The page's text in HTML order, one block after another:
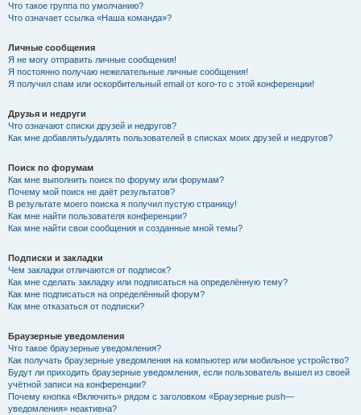
Что такое группа по умолчанию?
Что означает ссылка «Наша команда»?
Личные сообщения
Я не могу отправить личные сообщения!
Я постоянно получаю нежелательные личные сообщения!
Я получил спам или оскорбительный email от кого-то с этой конференции!
Друзья и недруги
Что означают списки друзей и недругов?
Как мне добавлять/удалять пользователей в списках моих друзей и недругов?
Поиск по форумам
Как мне выполнить поиск по форуму или форумам?
Почему мой поиск не даёт результатов?
В результате моего поиска я получил пустую страницу!
Как мне найти пользователя конференции?
Как мне найти свои сообщения и созданные мной темы?
Подписки и закладки
Чем закладки отличаются от подписок?
Как мне сделать закладку или подписаться на определённую тему?
Как мне подписаться на определённый форум?
Как мне отказаться от подписки?
Браузерные уведомления
Что такое браузерные уведомления?
Как получать браузерные уведомления на компьютер или мобильное устройство?
Будут ли приходить браузерные уведомления, если пользователь вышел из своей
учётной записи на конференции?
Почему кнопка «Включить» рядом с заголовком «Браузерные push—
уведомления» неактивна?